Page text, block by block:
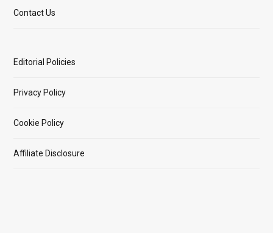
Contact Us
Editorial Policies
Privacy Policy
Cookie Policy
Affiliate Disclosure